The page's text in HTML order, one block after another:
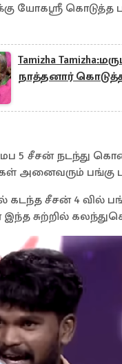
யோகஸ்ரீ கொடுத்த
Tamizha
நாத்தனார்
5 சீசன் நடந்து
அனைவரும் பங்கு
சீசன் 4 வில்
சுற்றில்